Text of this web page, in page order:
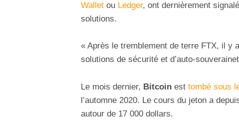
Wallet ou Ledger, ont dernièrement
solutions.
« Après le tremblement de terre FTX, il y
solutions de sécurité et d’auto-
Le mois dernier, Bitcoin est tombé sous
l’automne 2020. Le cours du jeton a
autour de 17 000 dollars.